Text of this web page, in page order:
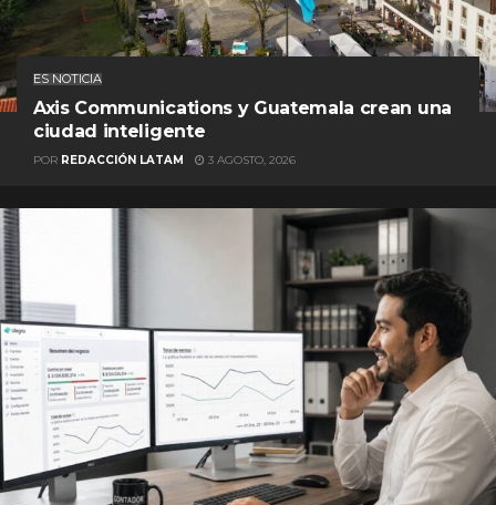
ES NOTICIA
Axis Communications y Guatemala crean una
ciudad inteligente
POR REDACCIÓN LATAM 3 AGOSTO, 2026